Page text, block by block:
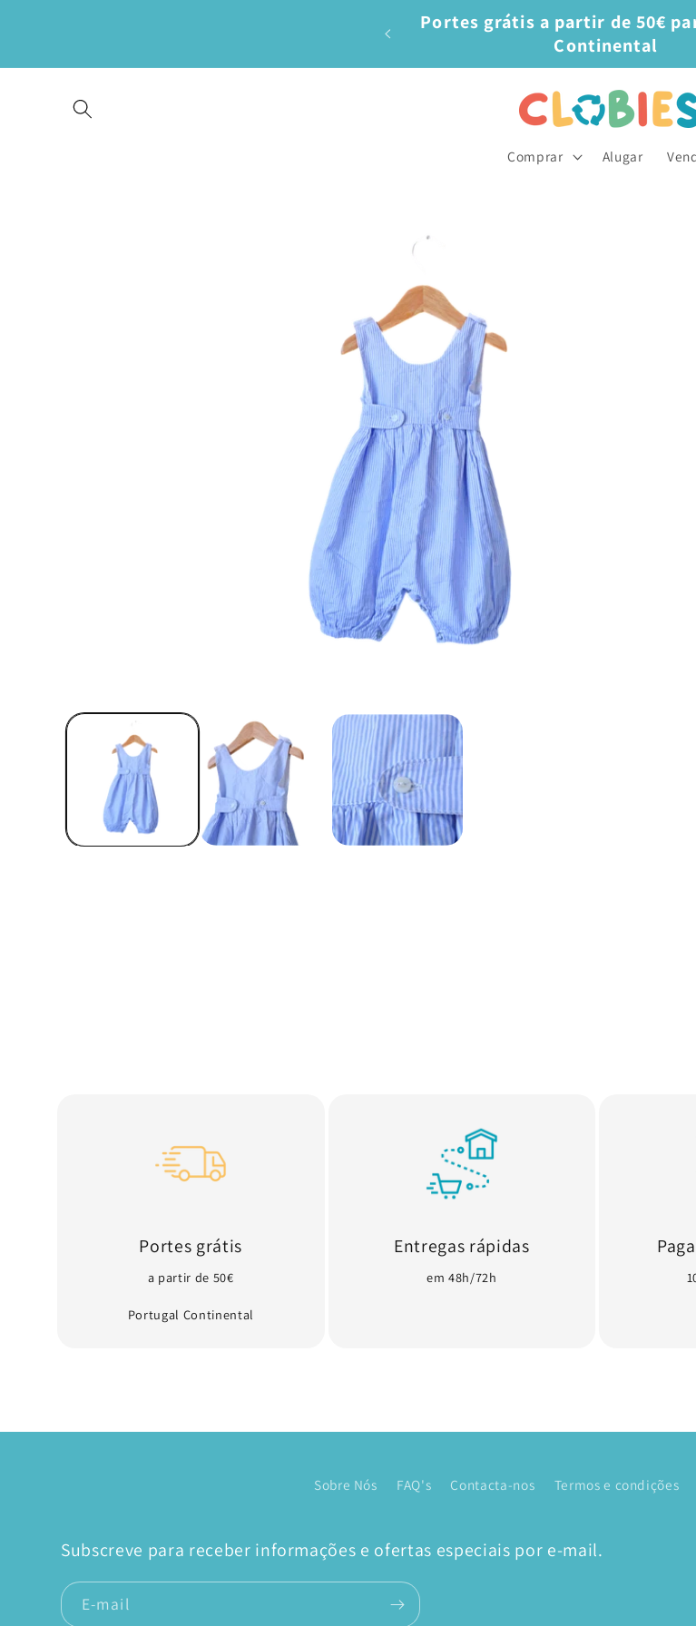
Portes grátis a partir de 50€
Continental
Comprar Alugar
Portes grátis
a partir de 50€
Portugal Continental
Entregas rápidas
em 48h/72h
Sobre Nós FAQ's Contacta-nos Termos e condições
Subscreve para receber informações e ofertas especiais por e-mail.
E-mail